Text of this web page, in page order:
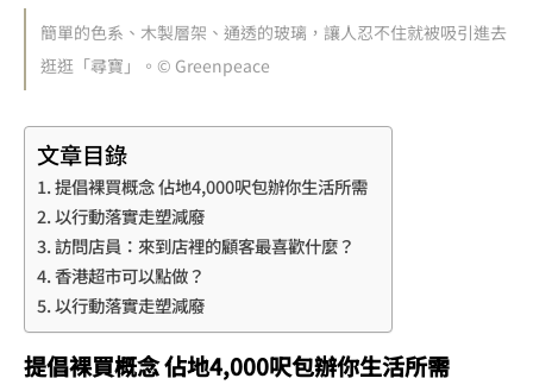
簡單的色系、木製層架、通透的玻璃，讓人忍不住就被吸引進去
逛逛「尋寶」。© Greenpeace
文章目錄
提倡裸買概念 佔地4,000呎包辦你生活所需
以行動落實走塑減廢
訪問店員：來到店裡的顧客最喜歡什麼？
香港超市可以點做？
以行動落實走塑減廢
提倡裸買概念 佔地4,000呎包辦你生活所需